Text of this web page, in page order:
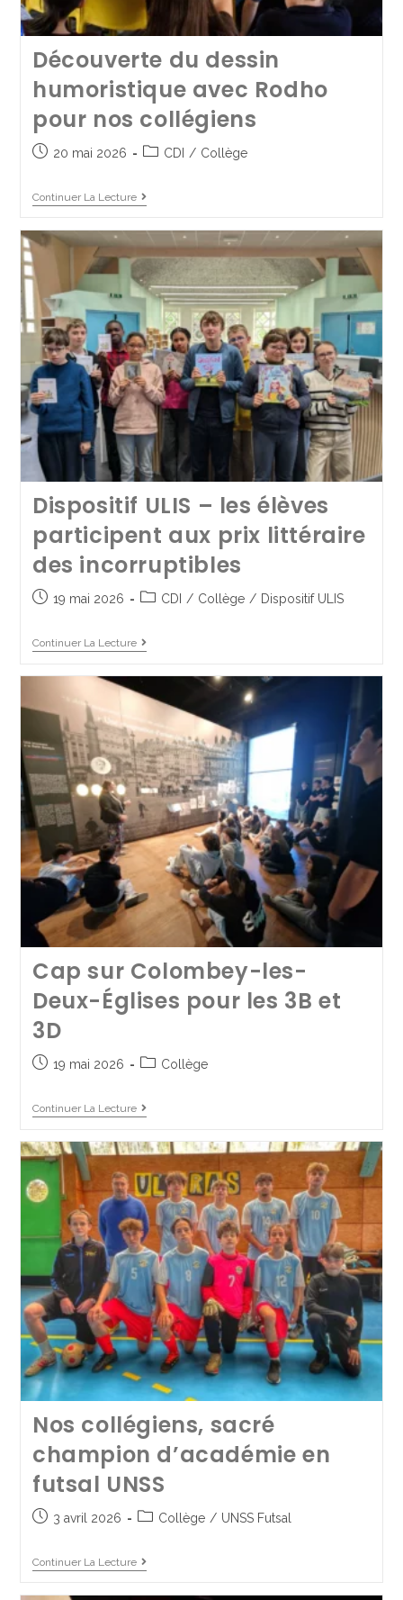
Découverte du dessin
humoristique avec Rodho
pour nos collégiens
20 mai 2026 CDI / Collège
Continuer La Lecture
Dispositif ULIS – les élèves
participent aux prix littéraire
des incorruptibles
19 mai 2026 CDI / Collège / Dispositif ULIS
Continuer La Lecture
Cap sur Colombey-les-
Deux-Églises pour les 3B et
3D
19 mai 2026 Collège
Continuer La Lecture
Nos collégiens, sacré
champion d’académie en
futsal UNSS
3 avril 2026 Collège / UNSS Futsal
Continuer La Lecture
Beaux résultats pour nos
6èmes au Historik Quizz
17 juin 2025 Collège
Continuer La Lecture
Initiation au pilotage de
drone avec la Flight
Academy
17 juin 2025 Club du collège / Collège
Continuer La Lecture
La dernière édition de
l’année du St Jo’rnal est
sortie !
17 juin 2025 Collège
Continuer La Lecture
Échange France – Pologne :
nos 4èmes en Pologne
5 juin 2025
France - Pologne Mobilité internationale
Continuer La Lecture